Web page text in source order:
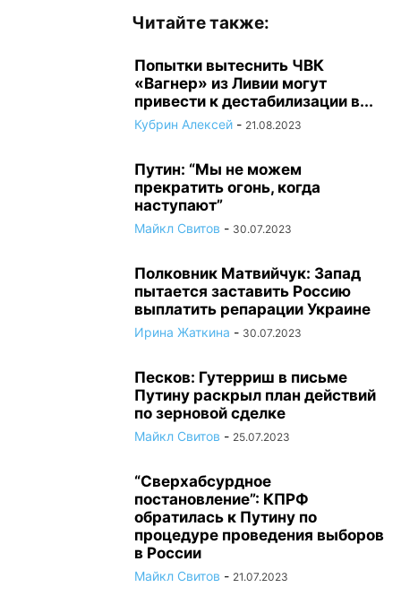
Читайте также:
Попытки вытеснить ЧВК
«Вагнер» из Ливии могут
привести к дестабилизации в...
Кубрин Алексей - 21.08.2023
Путин: “Мы не можем
прекратить огонь, когда
наступают”
Майкл Свитов - 30.07.2023
Полковник Матвийчук: Запад
пытается заставить Россию
выплатить репарации Украине
Ирина Жаткина - 30.07.2023
Песков: Гутерриш в письме
Путину раскрыл план действий
по зерновой сделке
Майкл Свитов - 25.07.2023
“Сверхабсурдное
постановление”: КПРФ
обратилась к Путину по
процедуре проведения выборов
в России
Майкл Свитов - 21.07.2023